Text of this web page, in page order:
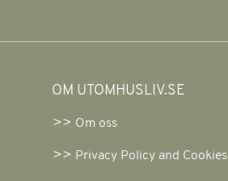
OM UTOMHUSLIV.SE
Om oss
Privacy Policy and Cookies